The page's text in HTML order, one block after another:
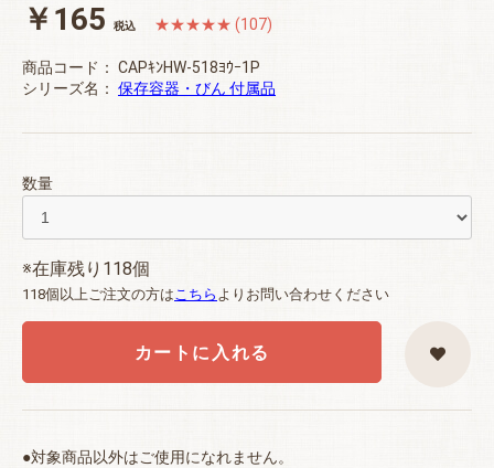
￥165 税込 ★★★★★ (107)
商品コード： CAPｷﾝHW-518ﾖｳｰ1P
シリーズ名： 保存容器・びん 付属品
数量
※在庫残り118個
118個以上ご注文の方はこちら よりお問い合わせください
カートに入れる
●対象商品以外はご使用になれません。